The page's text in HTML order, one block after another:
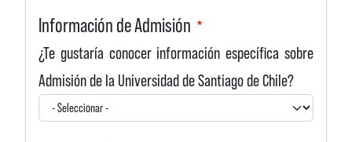
Información de Admisión
¿Te gustaría conocer información específica sobre
Admisión de la Universidad de Santiago de Chile?